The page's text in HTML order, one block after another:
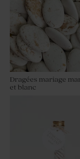
Dragées mariage
et blanc